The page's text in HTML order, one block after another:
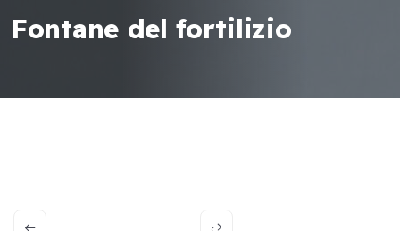
Fontane del fortilizio